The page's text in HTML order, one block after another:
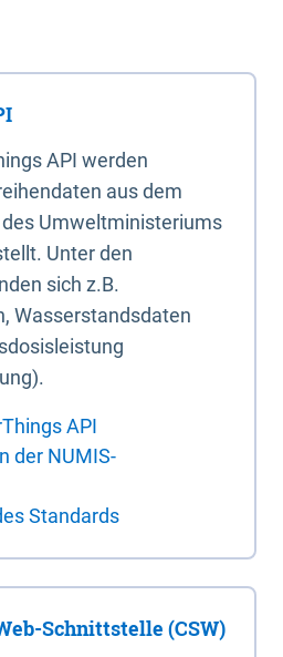
API werden
aus dem
Umweltministeriums
Unter den
sich z.B.
Wasserstandsdaten
API
der NUMIS-
Standards
Schnittstelle (CSW)